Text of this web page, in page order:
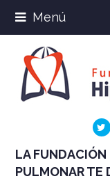
Menú
LA
PULMONAR TE